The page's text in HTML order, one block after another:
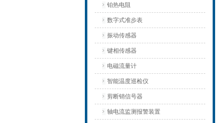
铂热电阻
数字式准步表
振动传感器
键相传感器
电磁流量计
智能温度巡检仪
剪断销信号器
轴电流监测报警装置